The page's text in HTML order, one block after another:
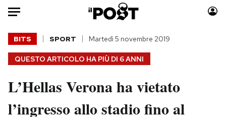
Auto
HOME
Italia
Politica
Moda
Consumismi
QUESTO ARTICOLO HA PIÙ DI 6 ANNI
BITS SPORT Martedì 5 novembre 2019
L’Hellas Verona ha vietato
l’ingresso allo stadio fino al